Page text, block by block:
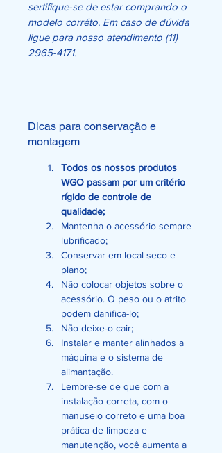
sertifique-se de estar comprando o
modelo corréto. Em caso de dúvida
ligue para nosso atendimento (11)
2965-4171.
Dicas para conservação e
montagem
Todos os nossos produtos
WGO passam por um critério
rígido de controle de
qualidade;
Mantenha o acessório sempre
lubrificado;
Conservar em local seco e
plano;
Não colocar objetos sobre o
acessório. O peso ou o atrito
podem danifica-lo;
Não deixe-o cair;
Instalar e manter alinhados a
máquina e o sistema de
alimantação.
Lembre-se de que com a
instalação correta, com o
manuseio correto e uma boa
prática de limpeza e
manutenção, você aumenta a